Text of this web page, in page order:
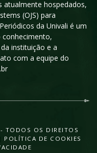
atualmente hospedados,
(OJS) para
da Univali é um
conhecimento,
instituição e a
com a equipe do
TODOS OS DIREITOS
POLÍTICA DE COOKIES